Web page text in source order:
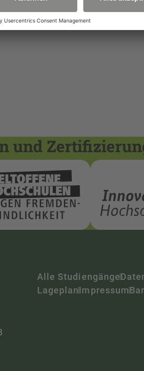
Sie können Fehler zugeben,
und
Alle Studiengänge
LageplanImpressum